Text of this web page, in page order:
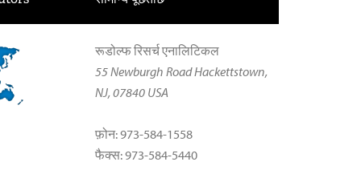
रूडोल्फ रिसर्च एनालिटिकल
55 Newburgh Road Hackettstown,
NJ, 07840 USA
फ़ोन: 973-584-1558
फैक्स: 973-584-5440